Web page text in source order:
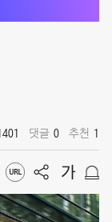
댓글 0 추천 1